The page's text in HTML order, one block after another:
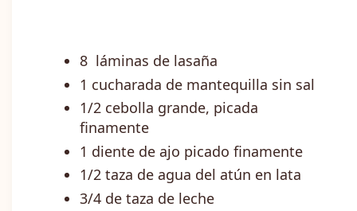
8 láminas de lasaña
1 cucharada de mantequilla sin sal
1/2 cebolla grande, picada
finamente
1 diente de ajo picado finamente
1/2 taza de agua del atún en lata
3/4 de taza de leche